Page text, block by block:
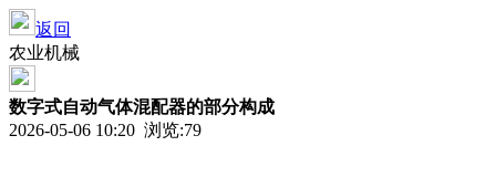
返回
农业机械
数字式自动气体混配器的部分构成
2026-05-06 10:20 浏览:79